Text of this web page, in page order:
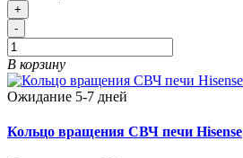
+
-
В корзину
Ожидание 5-7 дней
Кольцо вращения СВЧ печи Hisense